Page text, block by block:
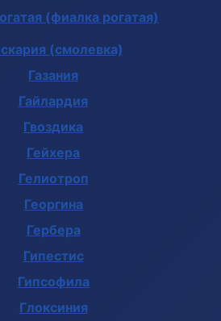
(фиалка рогатая)
(смолевка)
Газания
Гайлардия
Гвоздика
Гейхера
Гелиотроп
Георгина
Гербера
Гипестис
Гипсофила
Глоксиния